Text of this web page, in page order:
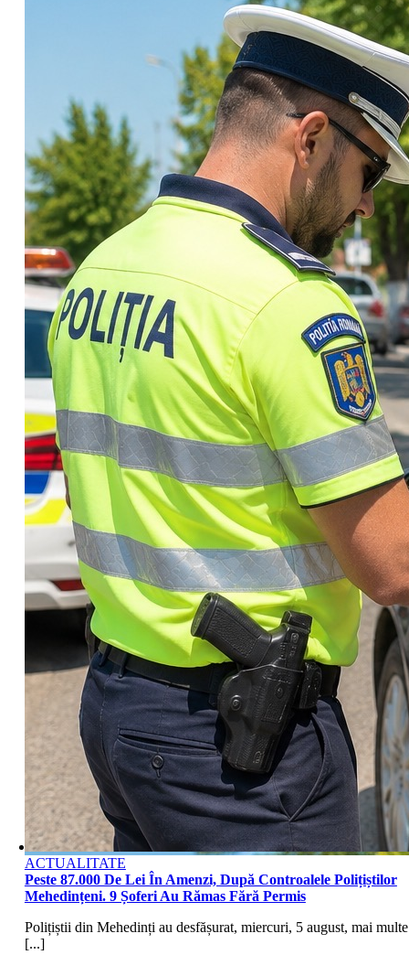
ACTUALITATE
Peste 87.000 De Lei În Amenzi, După Controalele Polițiștilor
Mehedințeni. 9 Șoferi Au Rămas Fără Permis
Polițiștii din Mehedinți au desfășurat, miercuri, 5 august, mai multe
[...]